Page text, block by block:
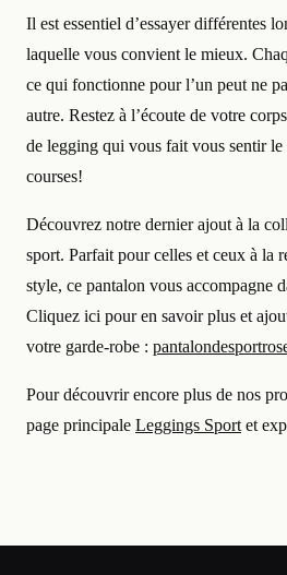
Il est essentiel d’essayer différentes
laquelle vous convient le mieux.
ce qui fonctionne pour l’un peut ne
autre. Restez à l’écoute de votre
de legging qui vous fait vous sentir
courses!
Découvrez notre dernier ajout à la
sport. Parfait pour celles et ceux à la
style, ce pantalon vous accompagne
Cliquez ici pour en savoir plus et
votre garde-robe :
Pour découvrir encore plus de nos
page principale Leggings Sport et